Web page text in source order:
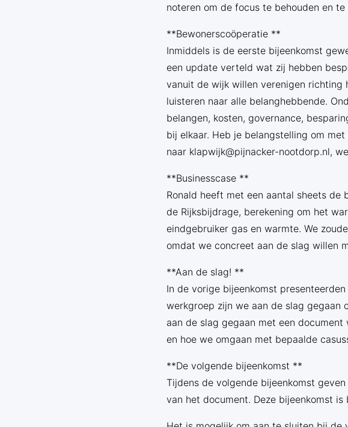
noteren om de focus te behouden en
**Bewonerscoöperatie **
Inmiddels is de eerste bijeenkomst
een update verteld wat zij hebben
vanuit de wijk willen verenigen richting
luisteren naar alle belanghebbende.
belangen, kosten, governance,
bij elkaar. Heb je belangstelling om
naar klapwijk@pijnacker-nootdorp.nl,
**Businesscase **
Ronald heeft met een aantal sheets
de Rijksbijdrage, berekening om het
eindgebruiker gas en warmte. We
omdat we concreet aan de slag willen
**Aan de slag! **
In de vorige bijeenkomst
werkgroep zijn we aan de slag gegaan
aan de slag gegaan met een
en hoe we omgaan met bepaalde
**De volgende bijeenkomst **
Tijdens de volgende bijeenkomst
van het document. Deze bijeenkomst